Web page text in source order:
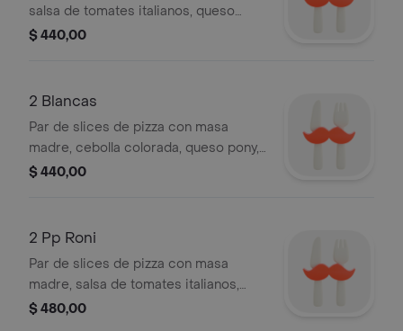
salsa de tomates italianos, queso
pony y pesto liviano de albahaca.
$ 440,00
2 Blancas
Par de slices de pizza con masa
madre, cebolla colorada, queso pony,
queso sardo y ciboulette.
$ 440,00
2 Pp Roni
Par de slices de pizza con masa
madre, salsa de tomates italianos,
queso pony, peperoni y gremolata.
$ 480,00